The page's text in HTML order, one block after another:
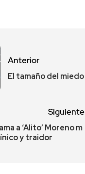
Anterior
El tamaño del miedo
Siguiente
a ‘Alito’ Moreno m
y traidor